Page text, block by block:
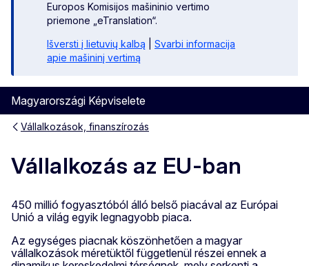
Europos Komisijos mašininio vertimo
priemone „eTranslation“.
Išversti į lietuvių kalbą
Svarbi informacija
apie mašininį vertimą
Magyarországi Képviselete
Vállalkozások, finanszírozás
Vállalkozás az EU-ban
450 millió fogyasztóból álló belső piacával az Európai
Unió a világ egyik legnagyobb piaca.
Az egységes piacnak köszönhetően a magyar
vállalkozások méretüktől függetlenül részei ennek a